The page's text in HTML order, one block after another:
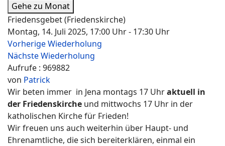
Gehe zu Monat
Friedensgebet (Friedenskirche)
Montag, 14. Juli 2025, 17:00 Uhr - 17:30 Uhr
Vorherige Wiederholung
Nächste Wiederholung
Aufrufe : 969882
von Patrick
Wir beten immer in Jena montags 17 Uhraktuell in
der Friedenskirche und mittwochs 17 Uhr in der
katholischen Kirche für Frieden!
Wir freuen uns auch weiterhin über Haupt- und
Ehrenamtliche, die sich bereiterklären, einmal ein